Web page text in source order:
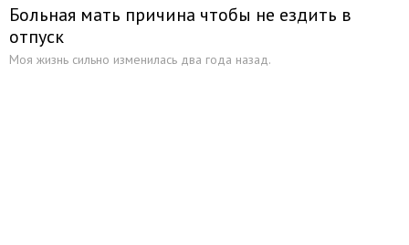
Больная мать причина чтобы не ездить в
отпуск
Моя жизнь сильно изменилась два года назад.